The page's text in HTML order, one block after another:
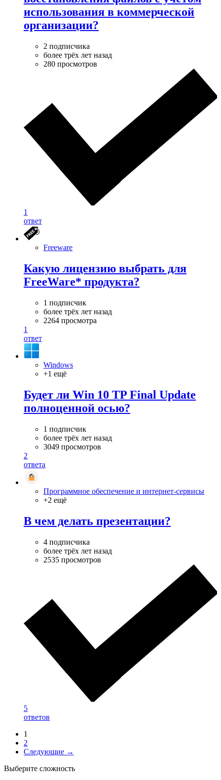
использования в коммерческой
организации?
2 подписчика
более трёх лет назад
280 просмотров
1
ответ
Freeware
Какую лицензию выбрать для
FreeWare* продукта?
1 подписчик
более трёх лет назад
2264 просмотра
1
ответ
Windows
+1 ещё
Будет ли Win 10 TP Final Update
полноценной осью?
1 подписчик
более трёх лет назад
3049 просмотров
2
ответа
Программное обеспечение и интернет-сервисы
+2 ещё
В чем делать презентации?
4 подписчика
более трёх лет назад
2535 просмотров
5
ответов
1
2
Следующие →
Выберите сложность